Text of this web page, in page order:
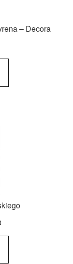
– Decora